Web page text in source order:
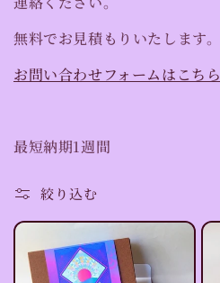
ョ
ン
:
無料でお見積もりいたします。
お問い合わせフォームはこちら
最短納期1週間
絞り込む